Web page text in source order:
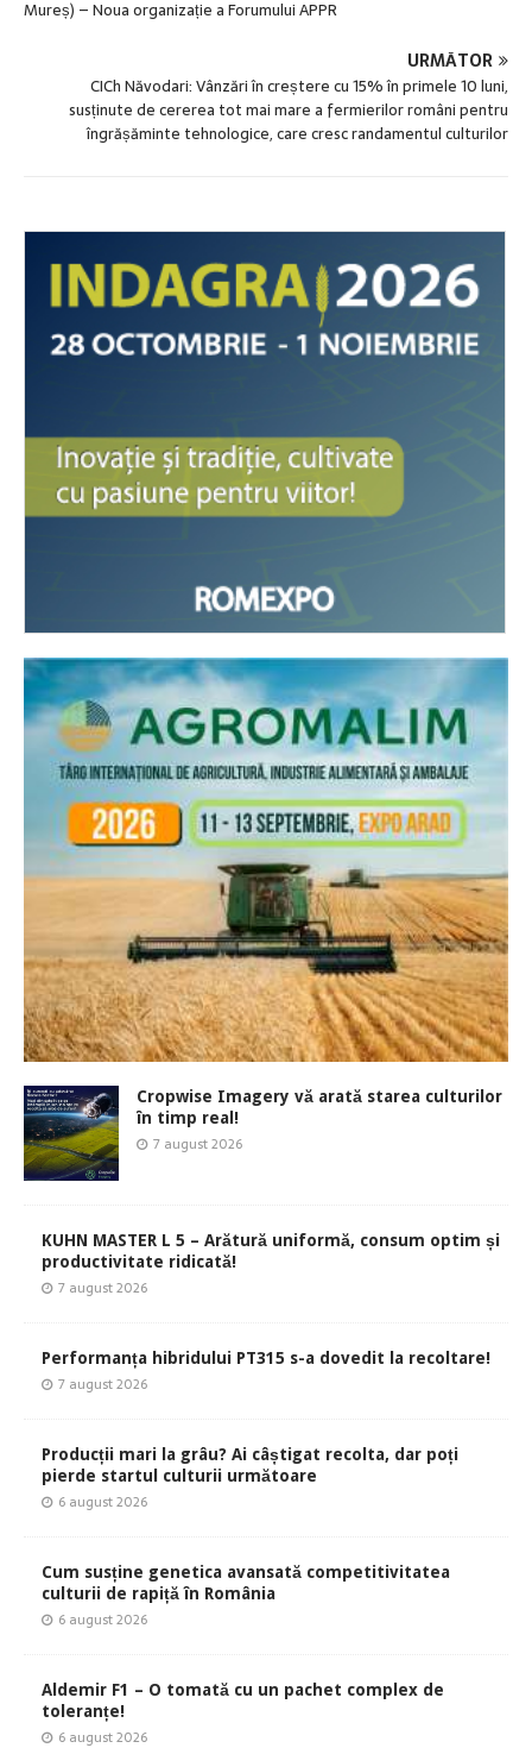
Mureș) – Noua organizație a Forumului APPR
URMĂTOR
CICh Năvodari: Vânzări în creștere cu 15% în primele 10 luni,
susținute de cererea tot mai mare a fermierilor români pentru
îngrășăminte tehnologice, care cresc randamentul culturilor
Cropwise Imagery vă arată starea culturilor
în timp real!
7 august 2026
KUHN MASTER L 5 – Arătură uniformă, consum optim și
productivitate ridicată!
7 august 2026
Performanța hibridului PT315 s-a dovedit la recoltare!
7 august 2026
Producții mari la grâu? Ai câștigat recolta, dar poți
pierde startul culturii următoare
6 august 2026
Cum susține genetica avansată competitivitatea
culturii de rapiță în România
6 august 2026
Aldemir F1 – O tomată cu un pachet complex de
toleranțe!
6 august 2026